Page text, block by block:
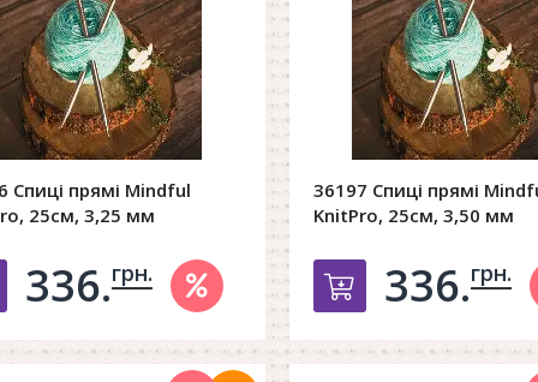
Спиці прямі Mindful
25см, 3,25 мм
в корзину
336.грн.
36197 Спиці прямі
KnitPro, 25см, 3,50 мм
Добавить в
336.грн.